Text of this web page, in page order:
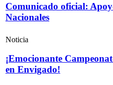
Comunicado oficial:
Nacionales
Noticia
¡Emocionante
en Envigado!